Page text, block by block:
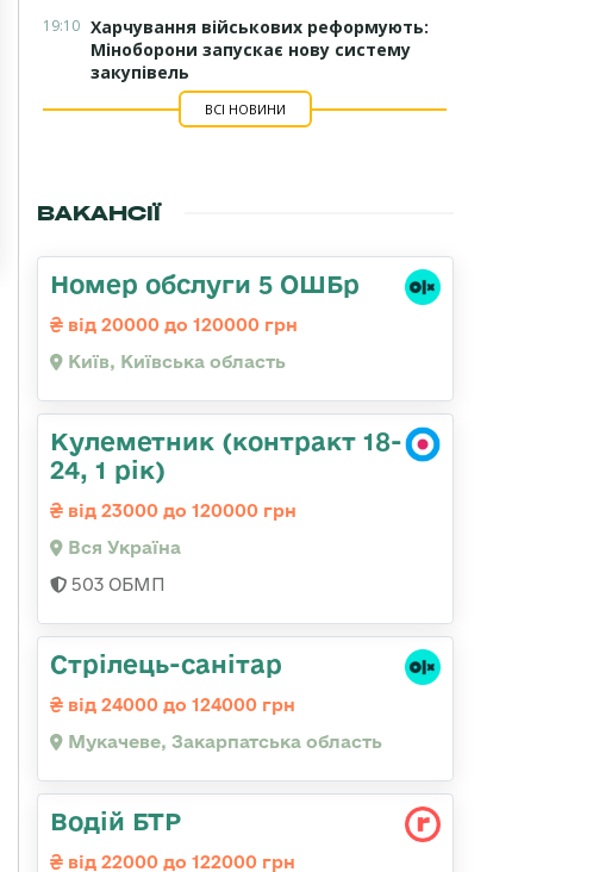
19:10 Харчування військових реформують:
Міноборони запускає нову систему
закупівель
ВСІ НОВИНИ
ВАКАНСІЇ
Номер обслуги 5 ОШБр
від 20000 до 120000 грн
Київ, Київська область
Кулеметник (контракт 18-
24, 1 рік)
від 23000 до 120000 грн
Вся Україна
503 ОБМП
Стрілець-санітар
від 24000 до 124000 грн
Мукачеве, Закарпатська область
Водій БТР
від 22000 до 122000 грн